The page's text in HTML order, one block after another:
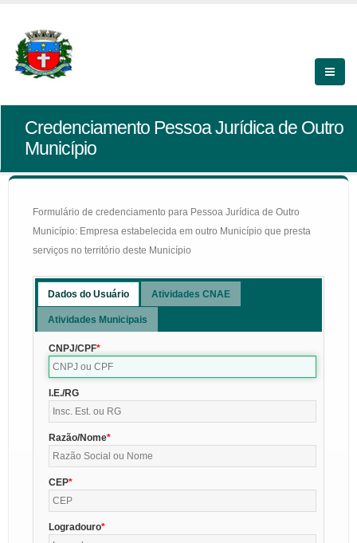
Credenciamento Pessoa Jurídica de Outro
Município
Formulário de credenciamento para Pessoa Jurídica de Outro
Município: Empresa estabelecida em outro Município que presta
serviços no território deste Município
Dados do Usuário Atividades CNAE
Atividades Municipais
CNPJ/CPF
I.E./RG
Razão/Nome
CEP
Logradouro